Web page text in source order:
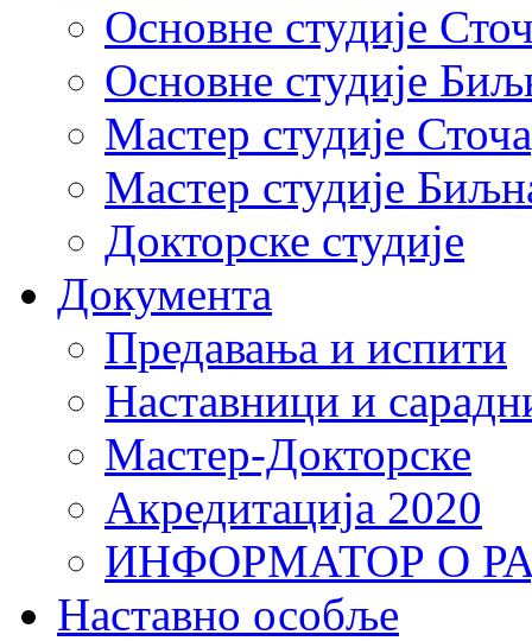
Основне студије
Основне студије
Мастер студије
Мастер студије
Докторске студије
Документа
Предавања и испити
Наставници и
Мастер-Докторске
Акредитација 2020
ИНФОРМАТОР О
Наставно особље